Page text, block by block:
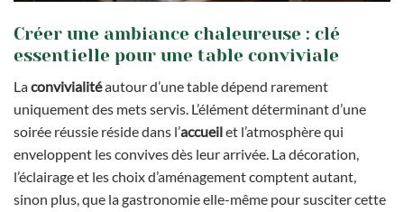
Créer une ambiance chaleureuse : clé
essentielle pour une table conviviale
Laconvivialitéautour d’une table dépend rarement
uniquement des mets servis. L’élément déterminant d’une
soirée réussie réside dans l’accueilet l’atmosphère qui
enveloppent les convives dès leur arrivée. La décoration,
l’éclairage et les choix d’aménagement comptent autant,
sinon plus, que la gastronomie elle-même pour susciter cette